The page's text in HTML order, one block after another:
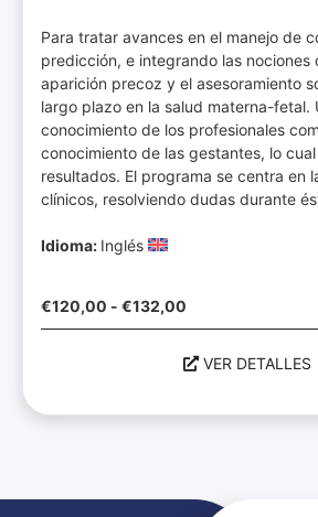
Para tratar avances en el manejo de
predicción, e integrando las
aparición precoz y el asesoramiento
largo plazo en la salud materna-fetal.
conocimiento de los profesionales
conocimiento de las gestantes, lo
resultados. El programa se centra en
clínicos, resolviendo dudas durante
Idioma: Inglés
€120,00 - €132,00
VER DETALLES